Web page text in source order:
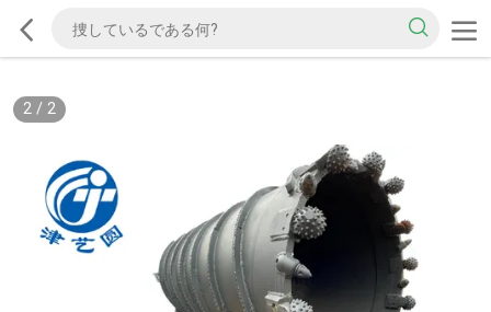
2/ 2